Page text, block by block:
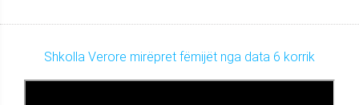
Shkolla Verore mirëpret fëmijët nga data 6 korrik